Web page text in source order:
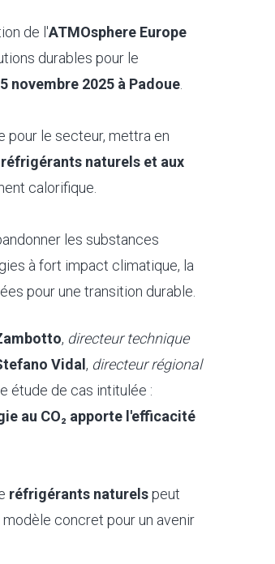
de l'ATMOsphere Europe
durables pour le
novembre 2025 à Padoue.
pour le secteur, mettra en
réfrigérants naturels et aux
calorifique.
les substances
à fort impact climatique, la
pour une transition durable.
, directeur technique
Vidal, directeur régional
étude de cas intitulée :
au CO₂ apporte l'efficacité
réfrigérants naturelspeut
modèle concret pour un avenir